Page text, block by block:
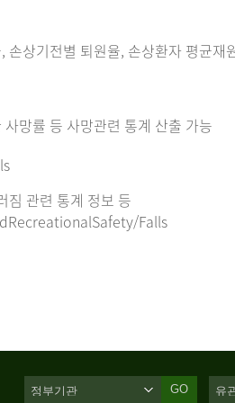
손상기전별 퇴원율, 손상환자 평균재
망률 등 사망관련 통계 산출 가능
짐 관련 통계 정보 등
Falls
GO